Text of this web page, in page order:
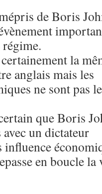
de Boris
la
anglais mais les
ne sont pas
que Boris
un dictateur
influence
en boucle